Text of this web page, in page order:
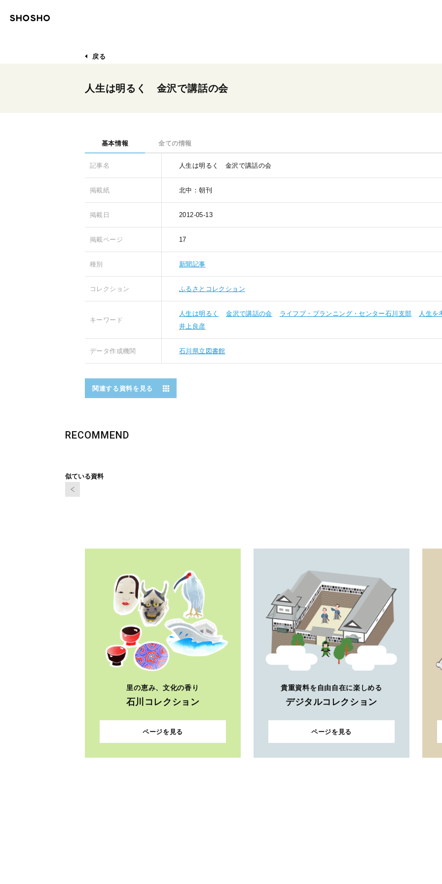
戻る
人生は明るく 金沢で講話の会
基本情報 全ての情報
記事名 人生は明るく 金沢で講話の会
掲載紙 北中：朝刊
掲載日 2012-05-13
掲載ページ 17
種別 新聞記事
コレクション ふるさとコレクション
キーワード
人生は明るく 金沢で講話の会 ライフプ・プランニング・センター石川支部 人生を
井上良彦
データ作成機関 石川県立図書館
関連する資料を見る
RECOMMEND
似ている資料
里の恵み、文化の香り
石川コレクション
ページを見る
貴重資料を自由自在に楽しめる
デジタルコレクション
ページを見る